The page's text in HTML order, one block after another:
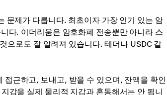
문제가 다릅니다. 최초이자 가장 인기 있는 암
다. 이더리움은 암호화폐 전송뿐만 아니라 스
로도 잘 알려져 있습니다. 테더나 USDC 같
근하고, 보내고, 받을 수 있으며, 잔액을 확인
갑을 실제 물리적 지갑과 혼동해서는 안 됩니